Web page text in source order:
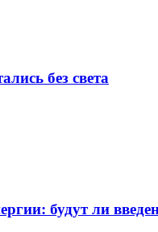
без света
будут ли